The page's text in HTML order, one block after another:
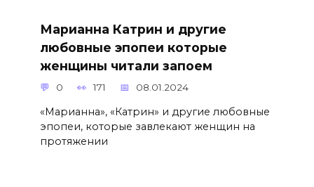
Марианна Катрин и другие
любовные эпопеи которые
женщины читали запоем
0 171 08.01.2024
«Марианна», «Катрин» и другие любовные
эпопеи, которые завлекают женщин на
протяжении